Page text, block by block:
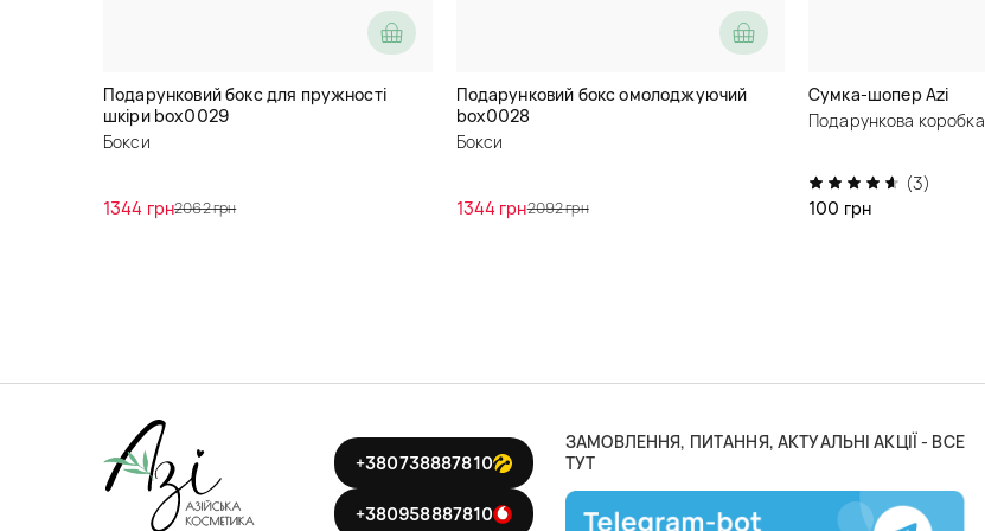
Подарунковий бокс для пружності
шкіри box0029
Бокси
1344 грн2062 грн
Подарунковий бокс омолоджуючий
box0028
Бокси
1344 грн2092 грн
Сумка-шопер Azi
Подарункова коробка
(3)
100 грн
ЗАМОВЛЕННЯ, ПИТАННЯ, АКТУАЛЬНІ АКЦІЇ - ВСЕ
ТУТ
+380738887810
+380958887810